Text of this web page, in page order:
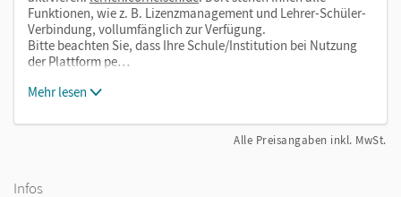
Funktionen, wie z. B. Lizenzmanagement und Lehrer-Schüler-
Verbindung, vollumfänglich zur Verfügung.
Bitte beachten Sie, dass Ihre Schule/Institution bei Nutzung
der Plattform pe…
Mehr lesen
Alle Preisangaben inkl. MwSt.
Infos